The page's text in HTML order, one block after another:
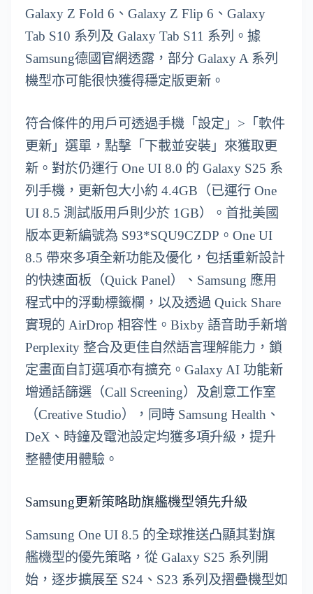
Galaxy Z Fold 6、Galaxy Z Flip 6、Galaxy
Tab S10 系列及 Galaxy Tab S11 系列。據
Samsung德國官網透露，部分 Galaxy A 系列
機型亦可能很快獲得穩定版更新。
符合條件的用戶可透過手機「設定」>「軟件
更新」選單，點擊「下載並安裝」來獲取更
新。對於仍運行 One UI 8.0 的 Galaxy S25 系
列手機，更新包大小約 4.4GB（已運行 One
UI 8.5 測試版用戶則少於 1GB）。首批美國
版本更新編號為 S93*SQU9CZDP。One UI
8.5 帶來多項全新功能及優化，包括重新設計
的快速面板（Quick Panel）、Samsung 應用
程式中的浮動標籤欄，以及透過 Quick Share
實現的 AirDrop 相容性。Bixby 語音助手新增
Perplexity 整合及更佳自然語言理解能力，鎖
定畫面自訂選項亦有擴充。Galaxy AI 功能新
增通話篩選（Call Screening）及創意工作室
（Creative Studio），同時 Samsung Health、
DeX、時鐘及電池設定均獲多項升級，提升
整體使用體驗。
Samsung更新策略助旗艦機型領先升級
Samsung One UI 8.5 的全球推送凸顯其對旗
艦機型的優先策略，從 Galaxy S25 系列開
始，逐步擴展至 S24、S23 系列及摺疊機型如